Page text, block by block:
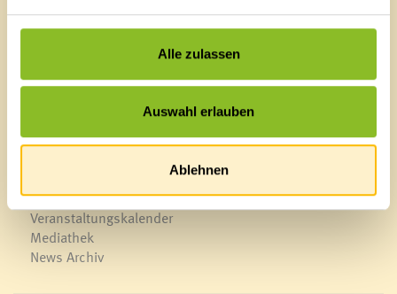
Alle zulassen
Auswahl erlauben
Ablehnen
T0043 5522 51534-0
F 0043 5522 51534-6
E-Mail an das Gemeindeamt
Veröffentlichungsportal
Bürgermeldungen
Veranstaltungskalender
Mediathek
News Archiv